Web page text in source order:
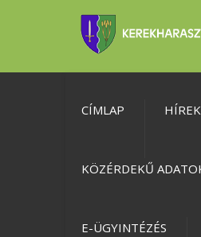
CÍMLAP HÍREK
KÖZÉRDEKŰ
E-ÜGYINTÉZÉS